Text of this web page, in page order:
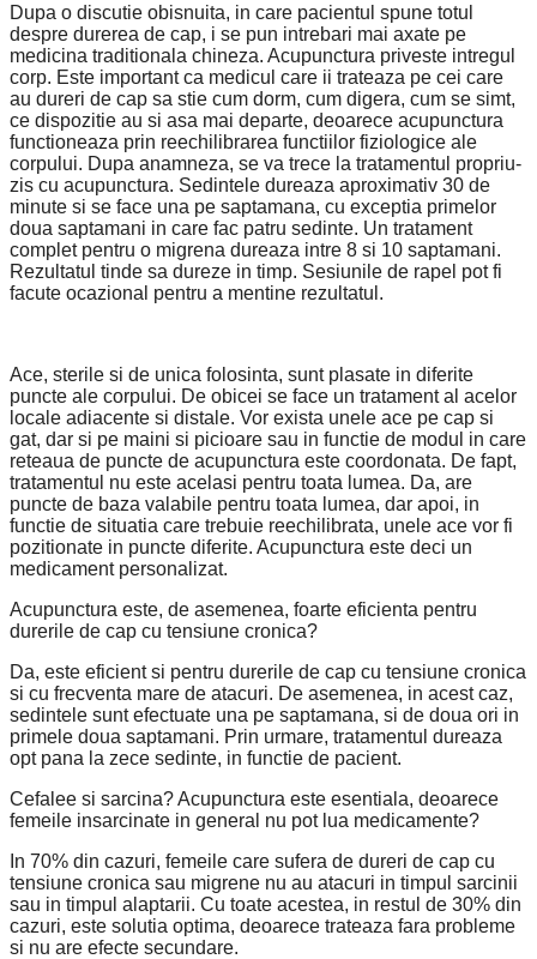
Dupa o discutie obisnuita, in care pacientul spune totul
despre durerea de cap, i se pun intrebari mai axate pe
medicina traditionala chineza. Acupunctura priveste intregul
corp. Este important ca medicul care ii trateaza pe cei care
au dureri de cap sa stie cum dorm, cum digera, cum se simt,
ce dispozitie au si asa mai departe, deoarece acupunctura
functioneaza prin reechilibrarea functiilor fiziologice ale
corpului. Dupa anamneza, se va trece la tratamentul propriu-
zis cu acupunctura. Sedintele dureaza aproximativ 30 de
minute si se face una pe saptamana, cu exceptia primelor
doua saptamani in care fac patru sedinte. Un tratament
complet pentru o migrena dureaza intre 8 si 10 saptamani.
Rezultatul tinde sa dureze in timp. Sesiunile de rapel pot fi
facute ocazional pentru a mentine rezultatul.
Ace, sterile si de unica folosinta, sunt plasate in diferite
puncte ale corpului. De obicei se face un tratament al acelor
locale adiacente si distale. Vor exista unele ace pe cap si
gat, dar si pe maini si picioare sau in functie de modul in care
reteaua de puncte de acupunctura este coordonata. De fapt,
tratamentul nu este acelasi pentru toata lumea. Da, are
puncte de baza valabile pentru toata lumea, dar apoi, in
functie de situatia care trebuie reechilibrata, unele ace vor fi
pozitionate in puncte diferite. Acupunctura este deci un
medicament personalizat.
Acupunctura este, de asemenea, foarte eficienta pentru
durerile de cap cu tensiune cronica?
Da, este eficient si pentru durerile de cap cu tensiune cronica
si cu frecventa mare de atacuri. De asemenea, in acest caz,
sedintele sunt efectuate una pe saptamana, si de doua ori in
primele doua saptamani. Prin urmare, tratamentul dureaza
opt pana la zece sedinte, in functie de pacient.
Cefalee si sarcina? Acupunctura este esentiala, deoarece
femeile insarcinate in general nu pot lua medicamente?
In 70% din cazuri, femeile care sufera de dureri de cap cu
tensiune cronica sau migrene nu au atacuri in timpul sarcinii
sau in timpul alaptarii. Cu toate acestea, in restul de 30% din
cazuri, este solutia optima, deoarece trateaza fara probleme
si nu are efecte secundare.